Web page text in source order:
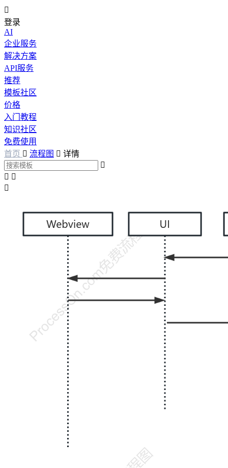

登录
AI
企业服务
解决方案
API服务
推荐
模板社区
价格
入门教程
知识社区
免费使用
首页  流程图  详情

 
